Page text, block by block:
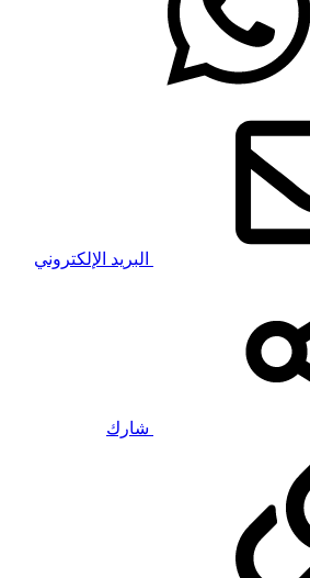
البريد الإلكتروني
شارك